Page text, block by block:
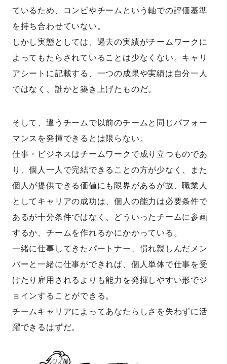
ているため、コンビやチームという軸での評価基準
を持ち合わせていない。
しかし実態としては、過去の実績がチームワークに
よってもたらされていることは少なくない。キャリ
アシートに記載する、一つの成果や実績は自分一人
ではなく、誰かと築き上げたものだ。
そして、違うチームで以前のチームと同じパフォー
マンスを発揮できるとは限らない。
仕事・ビジネスはチームワークで成り立つものであ
り、個人一人で完結できることの方が少なく、また
個人が提供できる価値にも限界があるが故、職業人
としてキャリアの成功は、個人の能力は必要条件で
あるが十分条件ではなく、どういったチームに参画
するか、チームを作れるかにかかっている。
一緒に仕事してきたパートナー、慣れ親しんだメン
バーと一緒に仕事ができれば、個人単体で仕事を受
けたり雇用されるよりも能力を発揮しやすい形でジ
ョインすることができる。
チームキャリアによってあなたらしさを失わずに活
躍できるはずだ。